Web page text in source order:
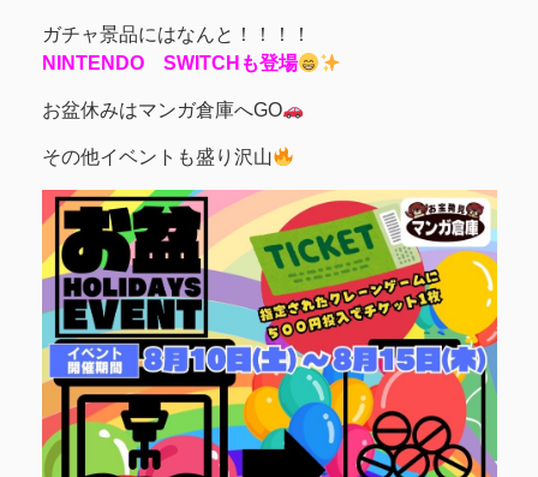
ガチャ景品にはなんと！！！！
NINTENDO SWITCHも登場
お盆休みはマンガ倉庫へGO
その他イベントも盛り沢山